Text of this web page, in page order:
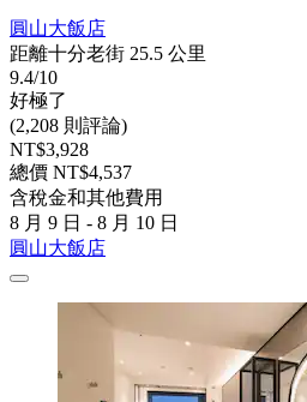
圓山大飯店
距離十分老街 25.5 公里
9.4/10
好極了
(2,208 則評論)
NT$3,928
總價 NT$4,537
含稅金和其他費用
8 月 9 日 - 8 月 10 日
圓山大飯店